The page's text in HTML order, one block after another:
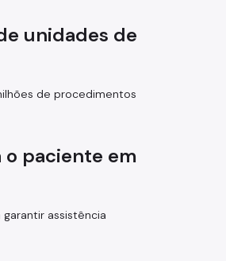
unidades de
de procedimentos
o paciente em
assistência